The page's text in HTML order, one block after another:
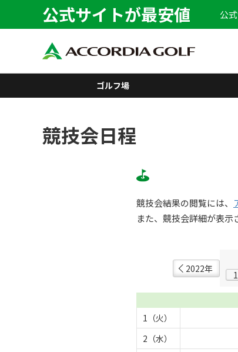
公式サイトが最安値 公
ゴルフ場
競技会日程
競技会結果の閲覧には、
また、競技会詳細が表示
2022年
1（火）
2（水）